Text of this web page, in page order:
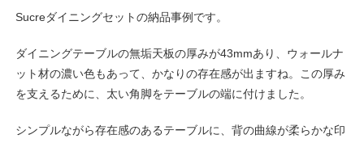
Sucreダイニングセットの納品事例です。
ダイニングテーブルの無垢天板の厚みが43mmあり、ウォールナ
ット材の濃い色もあって、かなりの存在感が出ますね。この厚み
を支えるために、太い角脚をテーブルの端に付けました。
シンプルながら存在感のあるテーブルに、背の曲線が柔らかな印